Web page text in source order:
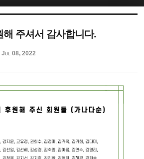
해 주셔서 감사합니다.
Jul 08, 2022스케치북5
스케치북5